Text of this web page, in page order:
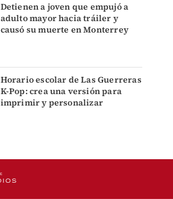
Detienen a joven que empujó a
adulto mayor hacia tráiler y
causó su muerte en Monterrey
Horario escolar de Las Guerreras
K-Pop: crea una versión para
imprimir y personalizar